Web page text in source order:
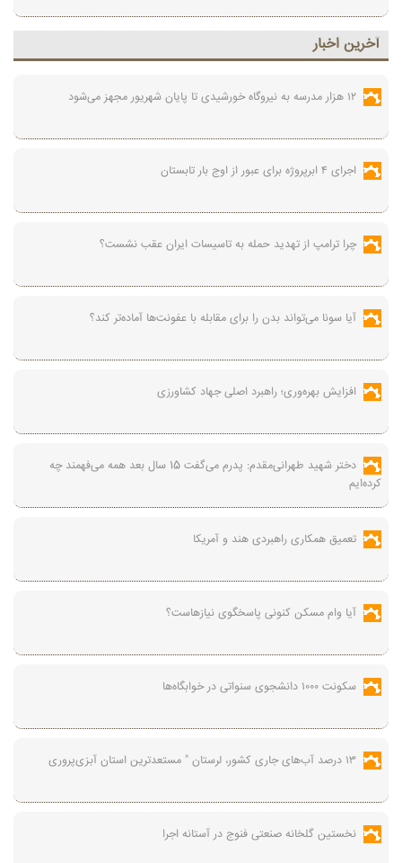
آخرين اخبار
۱۲ هزار مدرسه به نیروگاه‌ خورشیدی تا پایان شهریور مجهز می‌شود
اجرای ۴ ابرپروژه برای عبور از اوج بار تابستان
چرا ترامپ از تهدید حمله به تاسیسات ایران عقب نشست؟
آیا سونا می‌تواند بدن را برای مقابله با عفونت‌ها آماده‌تر کند؟
افزایش بهره‌وری؛ راهبرد اصلی جهاد کشاورزی
دختر شهید طهرانی‌مقدم: پدرم می‌گفت 15 سال بعد همه می‌فهمند چه
کرده‌ایم
تعمیق همکاری راهبردی هند و آمریکا
آیا وام مسکن کنونی پاسخگوی نیازهاست؟
سکونت ۱۰۰۰ دانشجوی سنواتی در خوابگاه‌ها
۱۳ درصد آب‌های جاری کشور، لرستان " مستعدترین استان‌ آبزی‌پروری
نخستین گلخانه صنعتی فنوج در آستانه اجرا